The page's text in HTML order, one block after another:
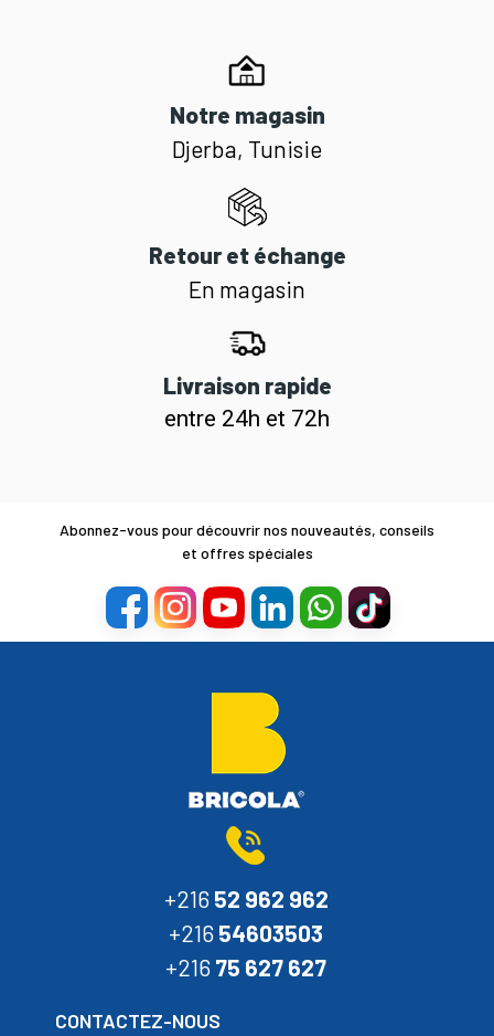
Notre magasin
Djerba, Tunisie
Retour et échange
En magasin
Livraison rapide
entre 24h et 72h
Abonnez-vous pour découvrir nos nouveautés, conseils
et offres spéciales
+216 52 962 962
+216 54603503
+216 75 627 627
CONTACTEZ-NOUS